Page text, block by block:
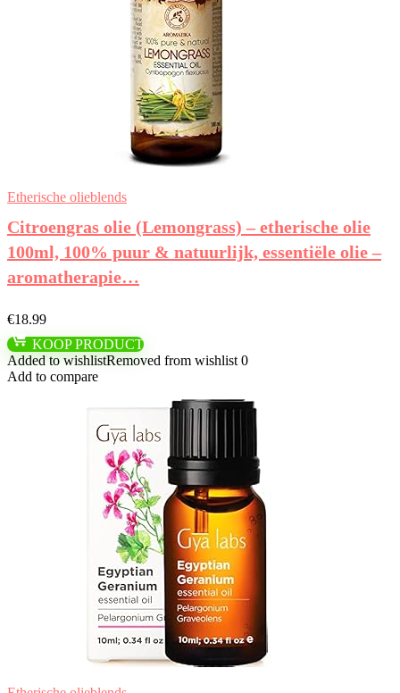
Etherische olieblends
Citroengras olie (Lemongrass) – etherische olie
100ml, 100% puur & natuurlijk, essentiële olie –
aromatherapie…
€18.99
KOOP PRODUCT
Added to wishlistRemoved from wishlist 0
Add to compare